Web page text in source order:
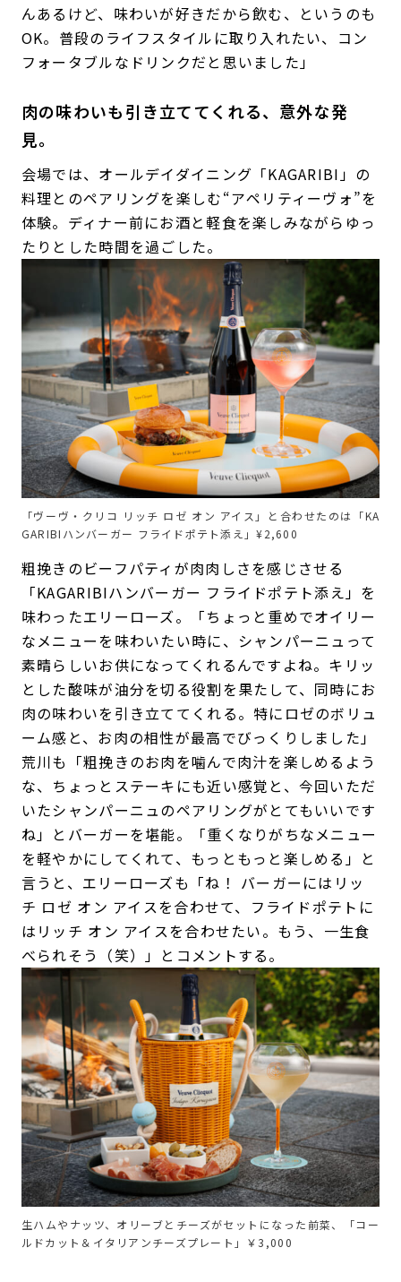
んあるけど、味わいが好きだから飲む、というのも
OK。普段のライフスタイルに取り入れたい、コン
フォータブルなドリンクだと思いました」
肉の味わいも引き立ててくれる、意外な発
見。
会場では、オールデイダイニング「KAGARIBI」の
料理とのペアリングを楽しむ“アペリティーヴォ”を
体験。ディナー前にお酒と軽食を楽しみながらゆっ
たりとした時間を過ごした。
「ヴーヴ・クリコ リッチ ロゼ オン アイス」と合わせたのは「KA
GARIBIハンバーガー フライドポテト添え」¥2,600
粗挽きのビーフパティが肉肉しさを感じさせる
「KAGARIBIハンバーガー フライドポテト添え」を
味わったエリーローズ。「ちょっと重めでオイリー
なメニューを味わいたい時に、シャンパーニュって
素晴らしいお供になってくれるんですよね。キリッ
とした酸味が油分を切る役割を果たして、同時にお
肉の味わいを引き立ててくれる。特にロゼのボリュ
ーム感と、お肉の相性が最高でびっくりしました」
荒川も「粗挽きのお肉を噛んで肉汁を楽しめるよう
な、ちょっとステーキにも近い感覚と、今回いただ
いたシャンパーニュのペアリングがとてもいいです
ね」とバーガーを堪能。「重くなりがちなメニュー
を軽やかにしてくれて、もっともっと楽しめる」と
言うと、エリーローズも「ね！ バーガーにはリッ
チ ロゼ オン アイスを合わせて、フライドポテトに
はリッチ オン アイスを合わせたい。もう、一生食
べられそう（笑）」とコメントする。
生ハムやナッツ、オリーブとチーズがセットになった前菜、「コー
ルドカット＆イタリアンチーズプレート」￥3,000